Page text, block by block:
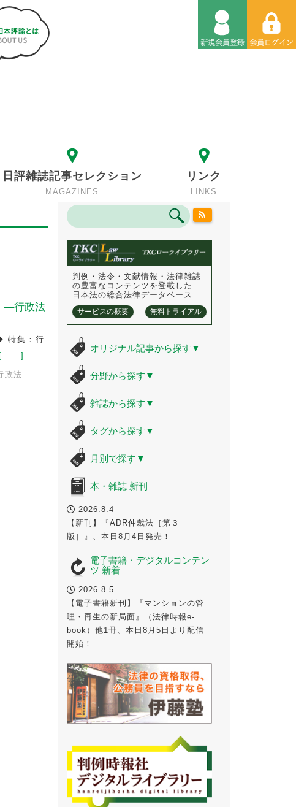
日評雑誌記事セレクション
MAGAZINES
リンク
LINKS
—行政法
特集：行
[……]
政法
判例・法令・文献情報・法律雑誌
の豊富なコンテンツを登載した
日本法の総合法律データベース
サービスの概要 無料トライアル
オリジナル記事から探す ▼
分野から探す ▼
雑誌から探す ▼
タグから探す ▼
月別で探す ▼
本・雑誌 新刊
2026.8.4
【新刊】『ADR仲裁法［第３
版］』、本日8月4日発売！
電子書籍・デジタルコンテン
ツ 新着
2026.8.5
【電子書籍新刊】『マンションの管
理・再生の新局面』（法律時報e-
book）他1冊、本日8月5日より配信
開始！